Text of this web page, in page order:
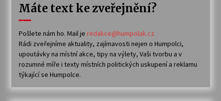
Máte text ke zveřejnění?
Pošlete nám ho. Mail je redakce@humpolak.cz
Rádi zveřejníme aktuality, zajímavosti nejen o Humpolci,
upoutávky na místní akce, tipy na výlety, Vaši tvorbu a v
rozumné míře i texty místních politických uskupení a reklamu
týkající se Humpolce.